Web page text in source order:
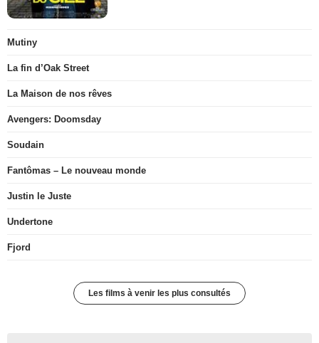
Mutiny
La fin d’Oak Street
La Maison de nos rêves
Avengers: Doomsday
Soudain
Fantômas – Le nouveau monde
Justin le Juste
Undertone
Fjord
Les films à venir les plus consultés